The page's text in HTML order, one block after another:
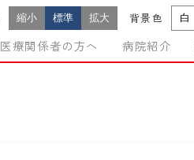
縮小 標準 拡大 背景色 白
医療関係者の方へ 病院紹介